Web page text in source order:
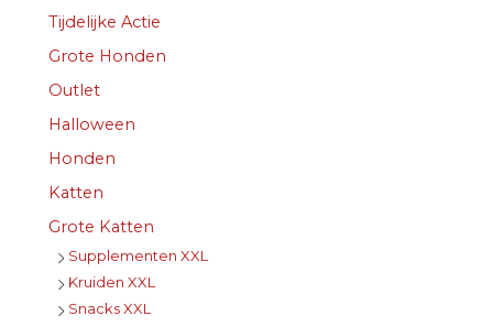
Tijdelijke Actie
Grote Honden
Outlet
Halloween
Honden
Katten
Grote Katten
Supplementen XXL
Kruiden XXL
Snacks XXL